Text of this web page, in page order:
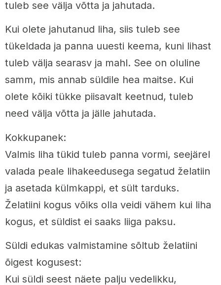
tuleb see välja võtta ja jahutada.
Kui olete jahutanud liha, siis tuleb see
tükeldada ja panna uuesti keema, kuni lihast
tuleb välja searasv ja mahl. See on oluline
samm, mis annab süldile hea maitse. Kui
olete kõiki tükke piisavalt keetnud, tuleb
need välja võtta ja jälle jahutada.
Kokkupanek:
Valmis liha tükid tuleb panna vormi, seejärel
valada peale lihakeedusega segatud želatiin
ja asetada külmkappi, et sült tarduks.
Želatiini kogus võiks olla veidi vähem kui liha
kogus, et süldist ei saaks liiga paksu.
Süldi edukas valmistamine sõltub želatiini
õigest kogusest:
Kui süldi seest näete palju vedelikku,